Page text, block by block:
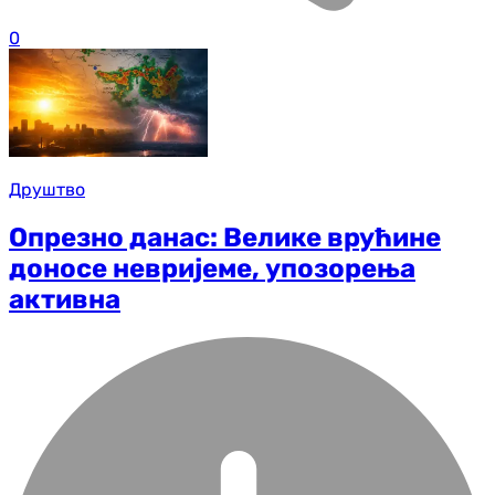
0
Друштво
Опрезно данас: Велике врућине
доносе невријеме, упозорења
активна